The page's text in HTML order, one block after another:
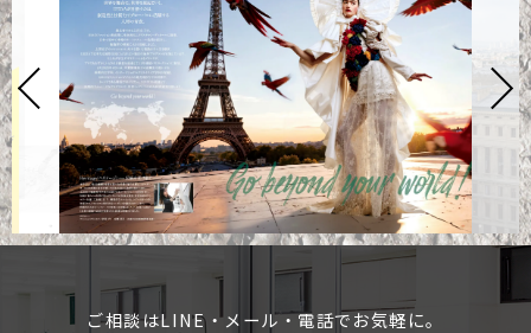
ご相談はLINE・メール・電話でお気軽に。